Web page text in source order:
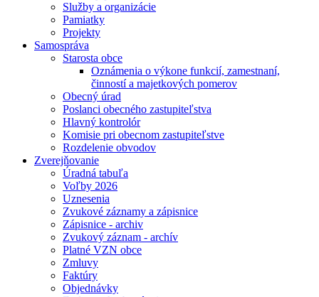
Služby a organizácie
Pamiatky
Projekty
Samospráva
Starosta obce
Oznámenia o výkone funkcií, zamestnaní,
činností a majetkových pomerov
Obecný úrad
Poslanci obecného zastupiteľstva
Hlavný kontrolór
Komisie pri obecnom zastupiteľstve
Rozdelenie obvodov
Zverejňovanie
Úradná tabuľa
Voľby 2026
Uznesenia
Zvukové záznamy a zápisnice
Zápisnice - archiv
Zvukový záznam - archív
Platné VZN obce
Zmluvy
Faktúry
Objednávky